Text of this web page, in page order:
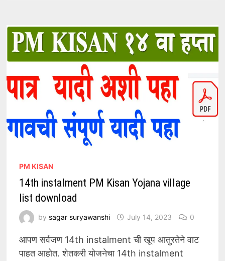
PM KISAN
14th instalment PM Kisan Yojana village
list download
by sagar suryawanshi July 14, 2023 0
आपण सर्वजण 14th instalment ची खूप आतुरतेने वाट
पाहत आहोत. शेतकरी योजनेचा 14th instalment